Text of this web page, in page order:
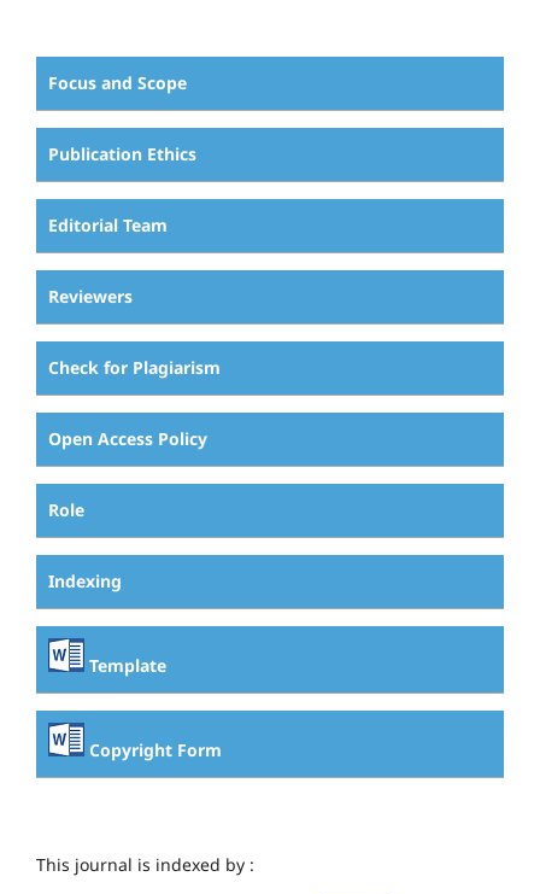
Focus and Scope
Publication Ethics
Editorial Team
Reviewers
Check for Plagiarism
Open Access Policy
Role
Indexing
Template
Copyright Form
This journal is indexed by :